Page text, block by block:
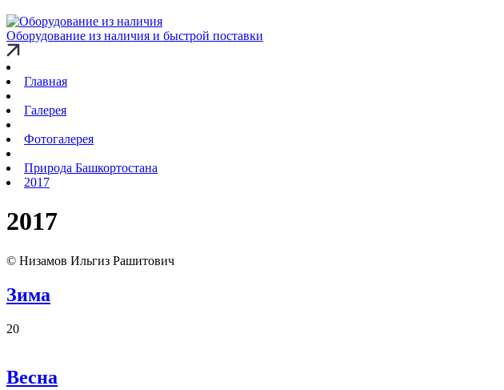
Оборудование из наличия и быстрой поставки
Главная
Галерея
Фотогалерея
Природа Башкортостана
2017
2017
© Низамов Ильгиз Рашитович
Зима
20
Весна